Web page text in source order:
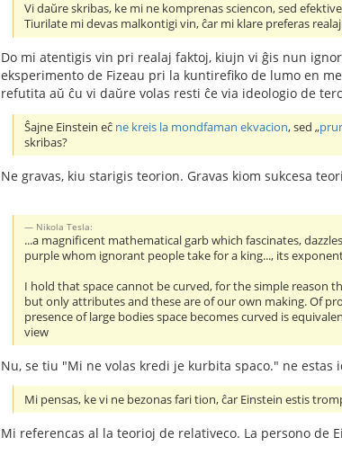
Vi daŭre skribas, ke mi ne komprenas sciencon, sed
Tiurilate mi devas malkontigi vin, ĉar mi klare preferas
Do mi atentigis vin pri realaj faktoj, kiujn vi ĝis nun
eksperimento de Fizeau pri la kuntirefiko de lumo en
refutita aŭ ĉu vi daŭre volas resti ĉe via ideologio de
Ŝajne Einstein eĉ ne kreis la mondfaman ekvacion, sed „
skribas?
Ne gravas, kiu starigis teorion. Gravas kiom sukcesa
Nikola Tesla:
...a magnificent mathematical garb which fascinates,
purple whom ignorant people take for a king..., its
I hold that space cannot be curved, for the simple reason
but only attributes and these are of our own making. Of
presence of large bodies space becomes curved is
view
Nu, se tiu "Mi ne volas kredi je kurbita spaco." ne estas
Mi pensas, ke vi ne bezonas fari tion, ĉar Einstein estis
Mi referencas al la teorioj de relativeco. La persono de